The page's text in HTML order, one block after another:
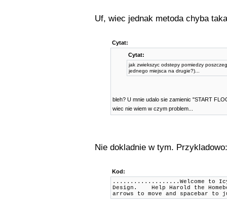
Uf, wiec jednak metoda chyba
Cytat:
Cytat:
jak zwiekszyc odstepy pomiedzy
jednego miejsca na drugie?)...
bleh? U mnie udalo sie zamienic "START
wiec nie wiem w czym problem...
Nie dokladnie w tym. Przykladowo:
Kod:
...................Welcome to Icy
Design. Help Harold the
arrows to move and spacebar